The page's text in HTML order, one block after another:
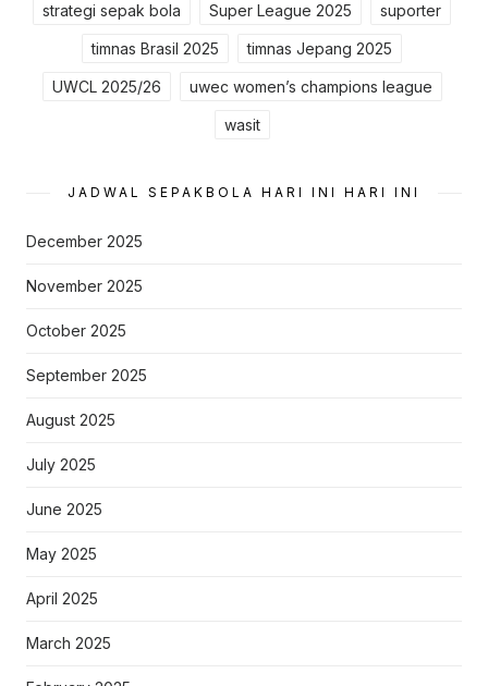
strategi sepak bola Super League 2025 suporter
timnas Brasil 2025 timnas Jepang 2025
UWCL 2025/26 uwec women’s champions league
wasit
JADWAL SEPAKBOLA HARI INI HARI INI
December 2025
November 2025
October 2025
September 2025
August 2025
July 2025
June 2025
May 2025
April 2025
March 2025